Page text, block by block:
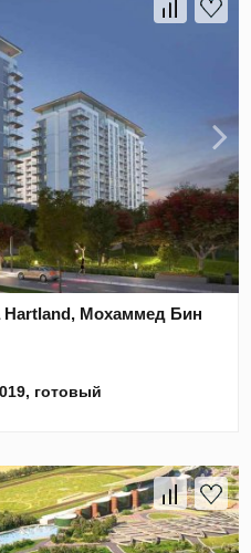
Hartland, Мохаммед Бин
готовый